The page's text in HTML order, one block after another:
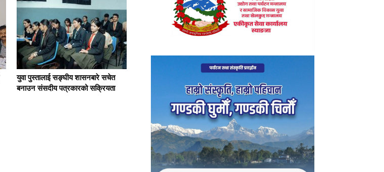
युवा पुस्तालाई सङ्घीय शासनबारे सचेत
बनाउन संसदीय पत्रकारको सक्रियता